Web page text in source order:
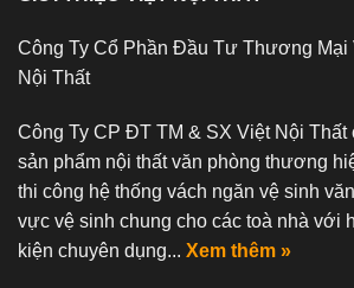
Công Ty Cổ Phần Đầu Tư Thương Mại
Nội Thất
Công Ty CP ĐT TM & SX Việt Nội Thất
sản phẩm nội thất văn phòng thương
thi công hệ thống vách ngăn vệ sinh
vực vệ sinh chung cho các toà nhà với
kiện chuyên dụng... Xem thêm »